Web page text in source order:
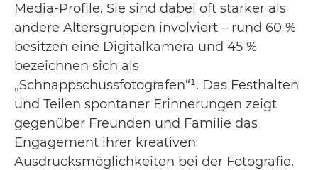
Media-Profile. Sie sind dabei oft stärker als
andere Altersgruppen involviert – rund 60 %
besitzen eine Digitalkamera und 45 %
bezeichnen sich als
„Schnappschussfotografen“¹. Das Festhalten
und Teilen spontaner Erinnerungen zeigt
gegenüber Freunden und Familie das
Engagement ihrer kreativen
Ausdrucksmöglichkeiten bei der Fotografie.